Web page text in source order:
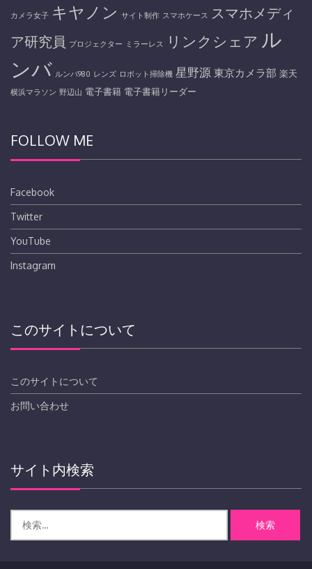
カメラ女子 キヤノン サイト制作 スマホケース
スマホメディ
ア研究員 プロジェクター ミラーレス リンクシェア ル
ンバ ルンバ980 レンズ ロボット掃除機 星野源 東京カメラ部 楽天
横浜マラソン 野辺山 電子書籍 電子書籍リーダー
FOLLOW ME
Facebook
Twitter
YouTube
Instagram
このサイトについて
このサイトについて
お問い合わせ
サイト内検索